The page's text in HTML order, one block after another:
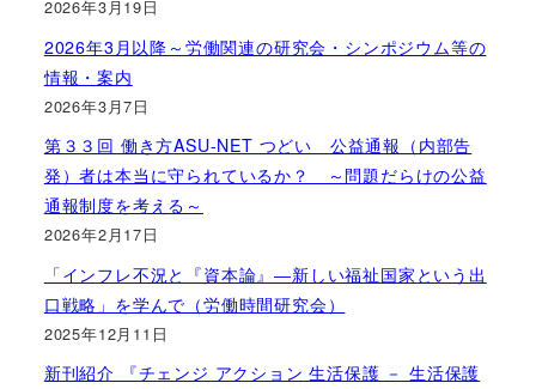
2026年3月19日
2026年3月以降～労働関連の研究会・シンポジウム等の
情報・案内
2026年3月7日
第３３回 働き方ASU-NET つどい 公益通報（内部告
発）者は本当に守られているか？ ～問題だらけの公益
通報制度を考える～
2026年2月17日
「インフレ不況と『資本論』―新しい福祉国家という出
口戦略」を学んで（労働時間研究会）
2025年12月11日
新刊紹介 『チェンジ アクション 生活保護 － 生活保護